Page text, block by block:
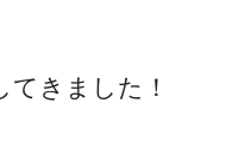
きました！